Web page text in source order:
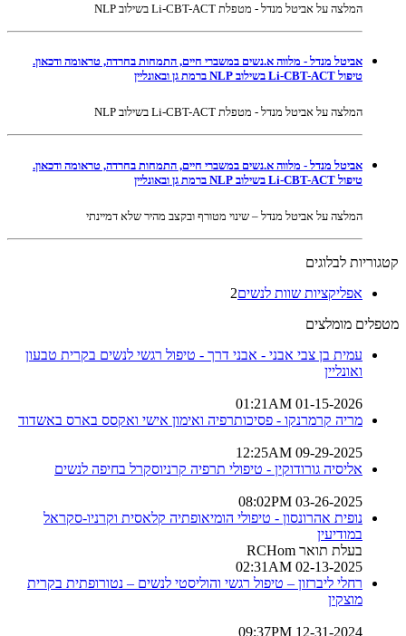
המלצה על אביטל מנדל - מטפלת Li-CBT-ACT בשילוב NLP
אביטל מנדל - מלווה א.נשים במשברי חיים, התמחות בחרדה, טראומה ודכאון.
טיפול Li-CBT-ACT בשילוב NLP ברמת גן ובאונליין
המלצה על אביטל מנדל - מטפלת Li-CBT-ACT בשילוב NLP
אביטל מנדל - מלווה א.נשים במשברי חיים, התמחות בחרדה, טראומה ודכאון.
טיפול Li-CBT-ACT בשילוב NLP ברמת גן ובאונליין
המלצה על אביטל מנדל – שינוי מטורף ובקצב מהיר שלא דמיינתי
קטגוריות לבלוגים
אפליקציות שוות לנשים2
מטפלים מומלצים
עמית בן צבי אבני - אבני דרך - טיפול רגשי לנשים בקרית טבעון
ואונליין
01-15-2026 01:21AM
מריה קרמרנקו - פסיכותרפיה ואימון אישי ואקסס בארס באשדוד
09-29-2025 12:25AM
אליסיה גורודוקין - טיפולי תרפיה קרניוסקרל בחיפה לנשים
03-26-2025 08:02PM
נופית אהרונסון - טיפולי הומיאופתיה קלאסית וקרניו-סקראל
במודיעין
בעלת תואר RCHom
02-13-2025 02:31AM
רחלי ליברזון – טיפול רגשי והוליסטי לנשים – נטורופתית בקרית
מוצקין
12-31-2024 09:37PM